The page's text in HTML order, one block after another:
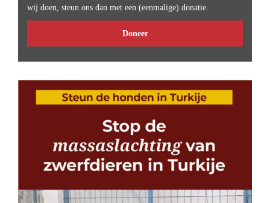
wij doen, steun ons dan met een (eenmalige) donatie.
Doneer